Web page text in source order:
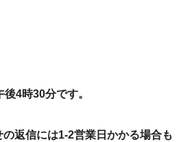
4時30分です。
返信には1-2営業日かかる場合も